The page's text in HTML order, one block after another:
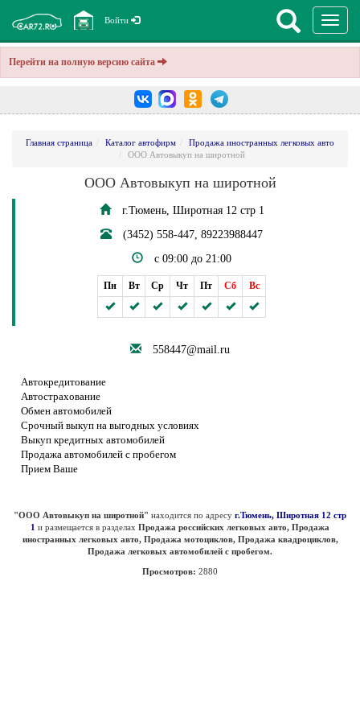
Перейти на полную версию сайта
Войти
Главная страница Каталог автофирм
Продажа иностранных легковых авто
ООО Автовыкуп на широтной
ООО Автовыкуп на широтной
г.Тюмень, Широтная 12 стр 1
(3452) 558-447, 89223988447
c 09:00 до 21:00
Пн Вт Ср Чт Пт Сб Вс
558447@mail.ru
Автокредитование
Автострахование
Обмен автомобилей
Срочный выкуп на выгодных условиях
Выкуп кредитных автомобилей
Продажа автомобилей с пробегом
Прием Ваше
"ООО Автовыкуп на широтной" находится по адресу г.Тюмень, Широтная 12 стр
1 и размещается в разделах Продажа российских легковых авто, Продажа
иностранных легковых авто, Продажа мотоциклов, Продажа квадроциклов,
Продажа легковых автомобилей с пробегом.
Просмотров: 2880